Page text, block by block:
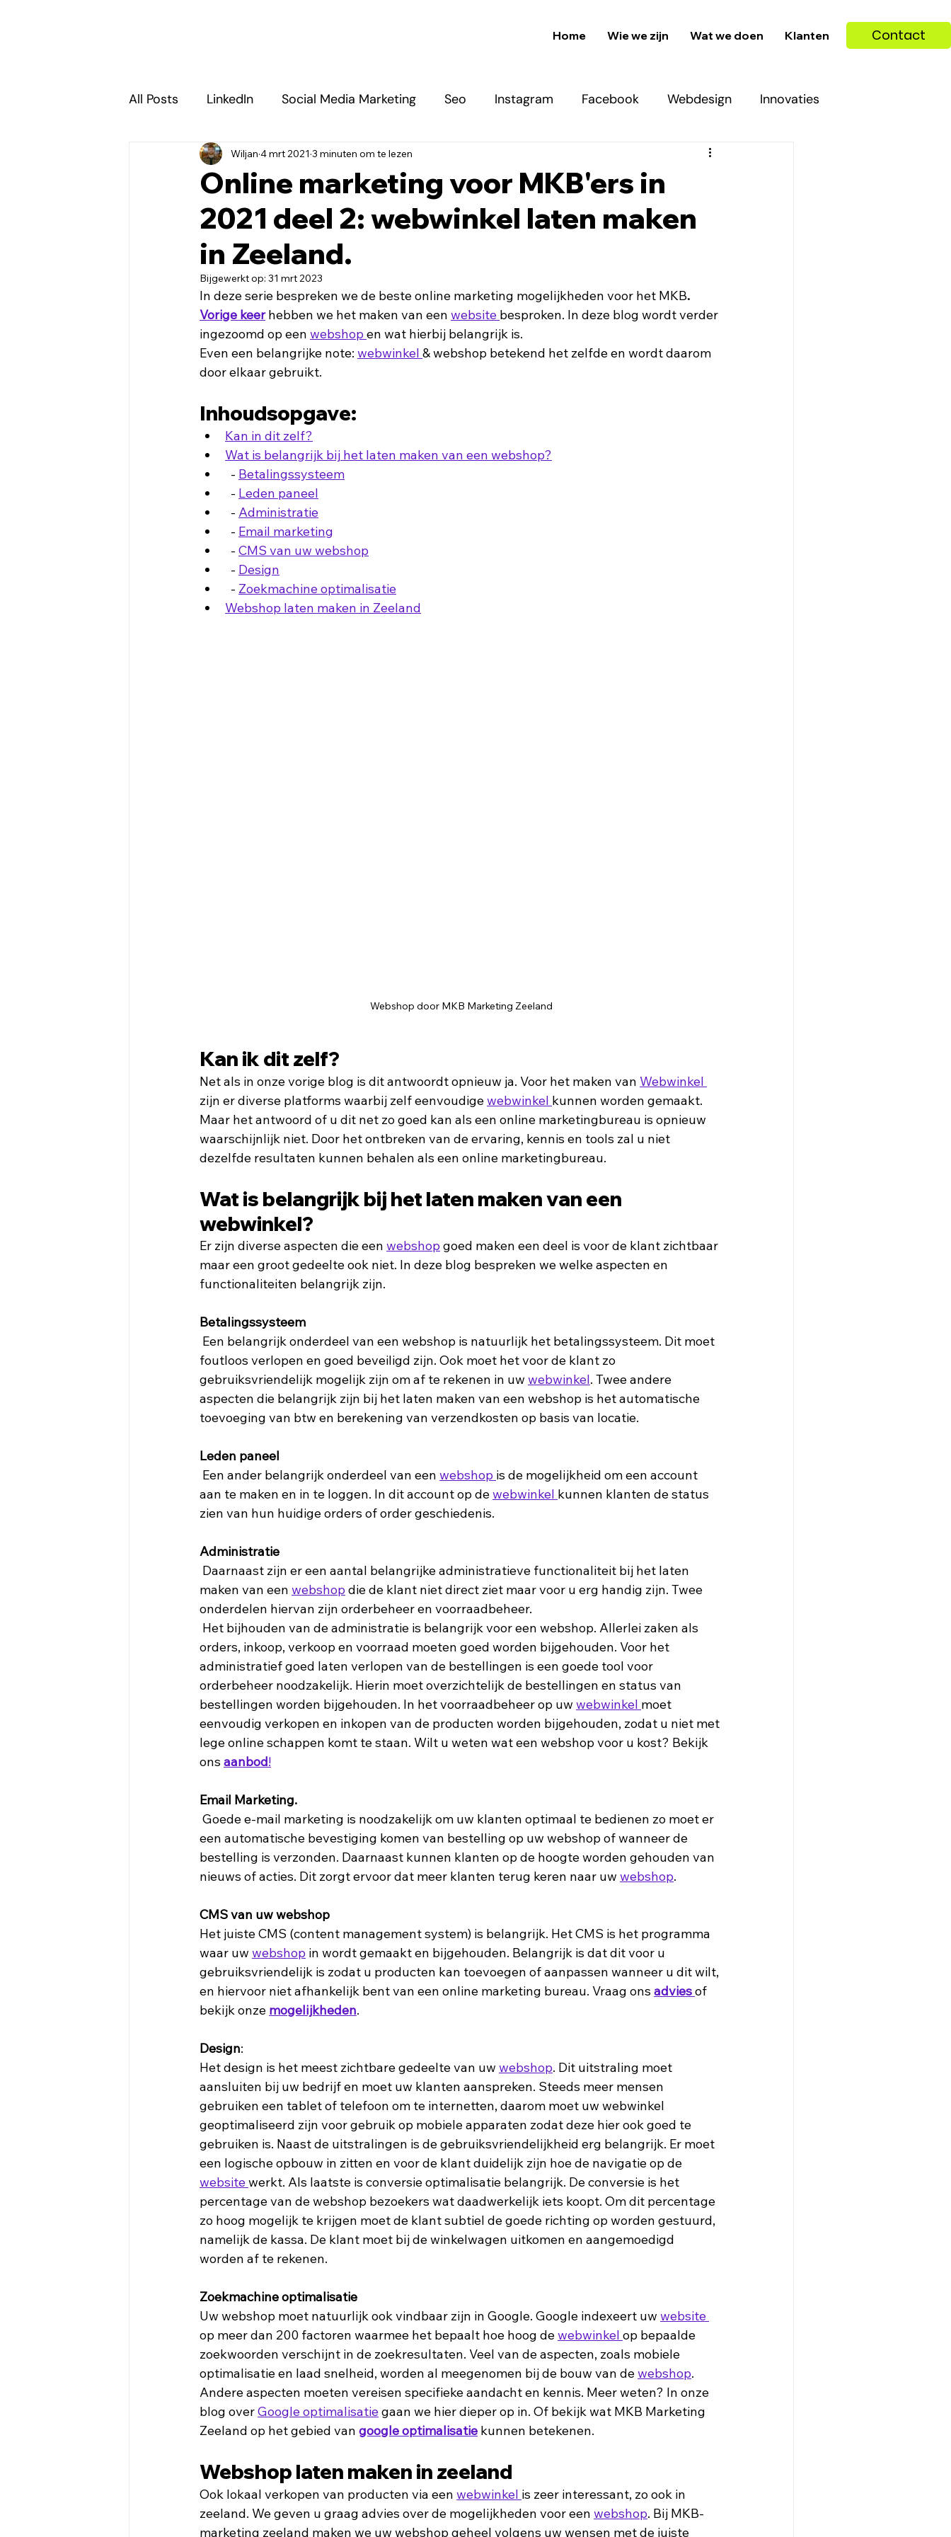
Home Wie we zijn Wat we doen Klanten Contact
All Posts LinkedIn Social Media Marketing Seo Instagram Facebook Webdesign Innovaties
E-mail marketing SEA / Google Ads
Online marketing voor MKB'ers in
2021 deel 2: webwinkel laten maken
in Zeeland.
Wiljan 4 mrt 2021 3 minuten om te lezen
Bijgewerkt op: 31 mrt 2023
In deze serie bespreken we de beste online marketing mogelijkheden voor het MKB.
Vorige keer hebben we het maken van een website besproken. In deze blog wordt verder
ingezoomd op een webshop en wat hierbij belangrijk is.
Even een belangrijke note: webwinkel & webshop betekend het zelfde en wordt daarom
door elkaar gebruikt.
Inhoudsopgave:
Kan in dit zelf?
Wat is belangrijk bij het laten maken van een webshop?
  -
Betalingssysteem
  -
Leden paneel
  -
Administratie
  -
Email marketing
  -
CMS van uw webshop
  -
Design
  -
Zoekmachine optimalisatie
Webshop laten maken in Zeeland
Webshop door MKB Marketing Zeeland
Kan ik dit zelf?
Net als in onze vorige blog is dit antwoordt opnieuw ja. Voor het maken van Webwinkel
zijn er diverse platforms waarbij zelf eenvoudige webwinkel kunnen worden gemaakt.
Maar het antwoord of u dit net zo goed kan als een online marketingbureau is opnieuw
waarschijnlijk niet. Door het ontbreken van de ervaring, kennis en tools zal u niet
dezelfde resultaten kunnen behalen als een online marketingbureau.
Wat is belangrijk bij het laten maken van een
webwinkel?
Er zijn diverse aspecten die een webshop goed maken een deel is voor de klant zichtbaar
maar een groot gedeelte ook niet. In deze blog bespreken we welke aspecten en
functionaliteiten belangrijk zijn.
Betalingssysteem
foutloos verlopen en goed beveiligd zijn. Ook moet het voor de klant zo
gebruiksvriendelijk mogelijk zijn om af te rekenen in uw webwinkel. Twee andere
aspecten die belangrijk zijn bij het laten maken van een webshop is het automatische
toevoeging van btw en berekening van verzendkosten op basis van locatie.
Leden paneel
Een ander belangrijk onderdeel van een webshop is de mogelijkheid om een account
aan te maken en in te loggen. In dit account op de webwinkel kunnen klanten de status
zien van hun huidige orders of order geschiedenis.
Administratie
maken van een webshop die de klant niet direct ziet maar voor u erg handig zijn. Twee
onderdelen hiervan zijn orderbeheer en voorraadbeheer.
orders, inkoop, verkoop en voorraad moeten goed worden bijgehouden. Voor het
administratief goed laten verlopen van de bestellingen is een goede tool voor
orderbeheer noodzakelijk. Hierin moet overzichtelijk de bestellingen en status van
bestellingen worden bijgehouden. In het voorraadbeheer op uw webwinkel moet
eenvoudig verkopen en inkopen van de producten worden bijgehouden, zodat u niet met
lege online schappen komt te staan. Wilt u weten wat een webshop voor u kost? Bekijk
ons aanbod!
Email Marketing.
een automatische bevestiging komen van bestelling op uw webshop of wanneer de
bestelling is verzonden. Daarnaast kunnen klanten op de hoogte worden gehouden van
nieuws of acties. Dit zorgt ervoor dat meer klanten terug keren naar uw webshop.
CMS van uw webshop
Het juiste CMS (content management system) is belangrijk. Het CMS is het programma
waar uw webshop in wordt gemaakt en bijgehouden. Belangrijk is dat dit voor u
gebruiksvriendelijk is zodat u producten kan toevoegen of aanpassen wanneer u dit wilt,
en hiervoor niet afhankelijk bent van een online marketing bureau. Vraag ons adviesof
bekijk onze mogelijkheden.
Design:
Het design is het meest zichtbare gedeelte van uw webshop. Dit uitstraling moet
aansluiten bij uw bedrijf en moet uw klanten aanspreken. Steeds meer mensen
gebruiken een tablet of telefoon om te internetten, daarom moet uw webwinkel
geoptimaliseerd zijn voor gebruik op mobiele apparaten zodat deze hier ook goed te
gebruiken is. Naast de uitstralingen is de gebruiksvriendelijkheid erg belangrijk. Er moet
een logische opbouw in zitten en voor de klant duidelijk zijn hoe de navigatie op de
website werkt. Als laatste is conversie optimalisatie belangrijk. De conversie is het
percentage van de webshop bezoekers wat daadwerkelijk iets koopt. Om dit percentage
zo hoog mogelijk te krijgen moet de klant subtiel de goede richting op worden gestuurd,
namelijk de kassa. De klant moet bij de winkelwagen uitkomen en aangemoedigd
worden af te rekenen.
Zoekmachine optimalisatie
Uw webshop moet natuurlijk ook vindbaar zijn in Google. Google indexeert uw website
op meer dan 200 factoren waarmee het bepaalt hoe hoog de webwinkel op bepaalde
zoekwoorden verschijnt in de zoekresultaten. Veel van de aspecten, zoals mobiele
optimalisatie en laad snelheid, worden al meegenomen bij de bouw van de webshop.
Andere aspecten moeten vereisen specifieke aandacht en kennis. Meer weten? In onze
blog over Google optimalisatie gaan we hier dieper op in. Of bekijk wat MKB Marketing
Zeeland op het gebied van google optimalisatie kunnen betekenen.
Webshop laten maken in zeeland
Ook lokaal verkopen van producten via een webwinkel is zeer interessant, zo ook in
zeeland. We geven u graag advies over de mogelijkheden voor een webshop. Bij MKB-
marketing zeeland maken we uw webshop geheel volgens uw wensen met de juiste